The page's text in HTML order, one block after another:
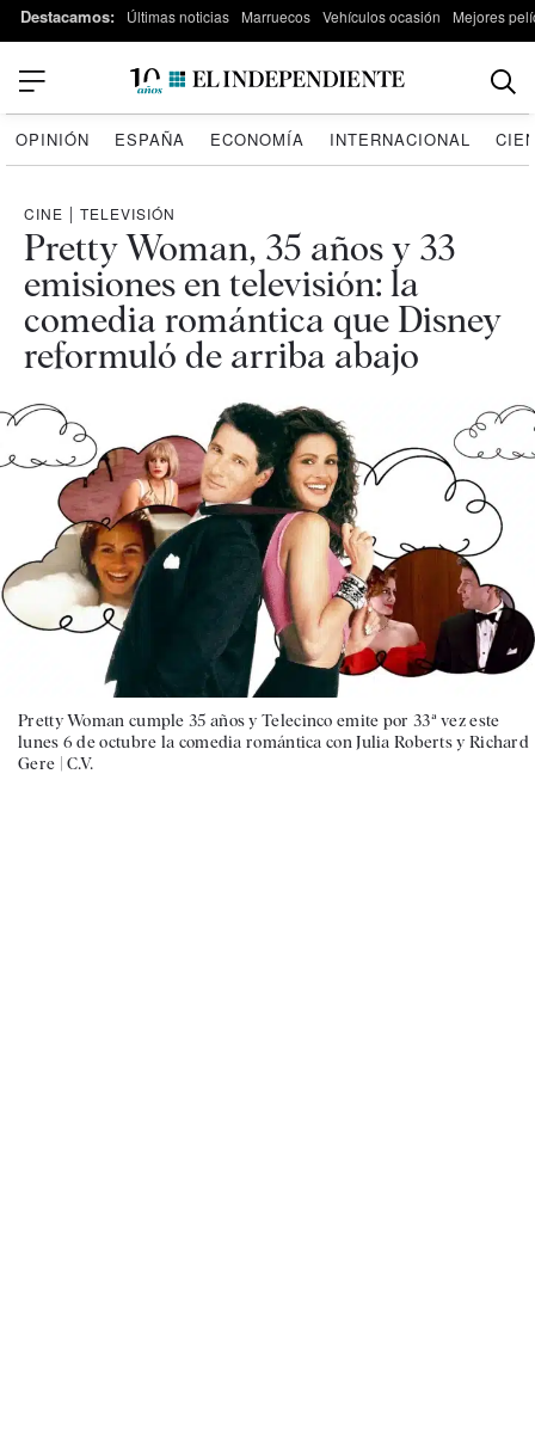
Destacamos: Últimas noticias Marruecos Vehículos ocasión Mejores
OPINIÓN ESPAÑA ECONOMÍA INTERNACIONAL
CINE | TELEVISIÓN
Pretty Woman, 35 años y 33
emisiones en televisión: la
comedia romántica que Disney
reformuló de arriba abajo
Pretty Woman cumple 35 años y Telecinco emite por 33ª vez este
lunes 6 de octubre la comedia romántica con Julia Roberts y Richard
Gere |C.V.